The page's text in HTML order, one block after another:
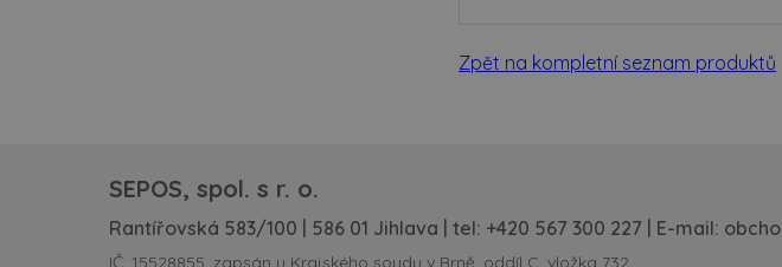
Zpět na kompletní seznam produktů
SEPOS, spol. s r. o.
Rantířovská 583/100 | 586 01 Jihlava | tel: +420 567 300 227 | E-mail:
IČ: 15528855, zapsán u Krajského soudu v Brně, oddíl C, vložka 732.